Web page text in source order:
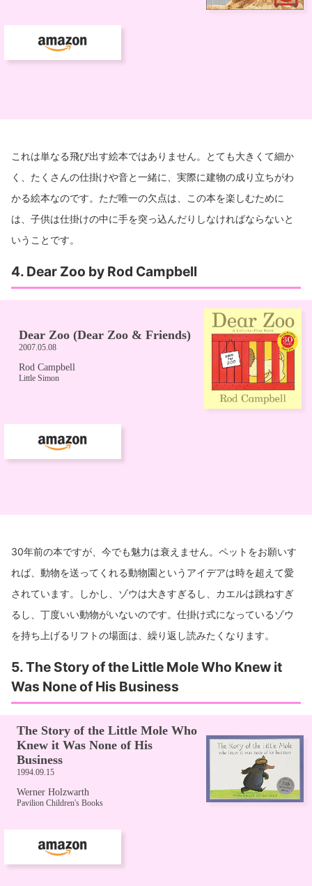
これは単なる飛び出す絵本ではありません。とても大きくて細か
く、たくさんの仕掛けや音と一緒に、実際に建物の成り立ちがわ
かる絵本なのです。ただ唯一の欠点は、この本を楽しむために
は、子供は仕掛けの中に手を突っ込んだりしなければならないと
いうことです。
4. Dear Zoo by Rod Campbell
30年前の本ですが、今でも魅力は衰えません。ペットをお願いす
れば、動物を送ってくれる動物園というアイデアは時を超えて愛
されています。しかし、ゾウは大きすぎるし、カエルは跳ねすぎ
るし、丁度いい動物がいないのです。仕掛け式になっているゾウ
を持ち上げるリフトの場面は、繰り返し読みたくなります。
5. The Story of the Little Mole Who Knew it
Was None of His Business